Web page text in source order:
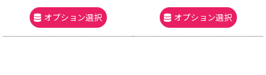
オプション選択 オプション選択